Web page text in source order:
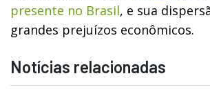
presente no Brasil, e sua
grandes prejuízos econômicos.
Notícias relacionadas